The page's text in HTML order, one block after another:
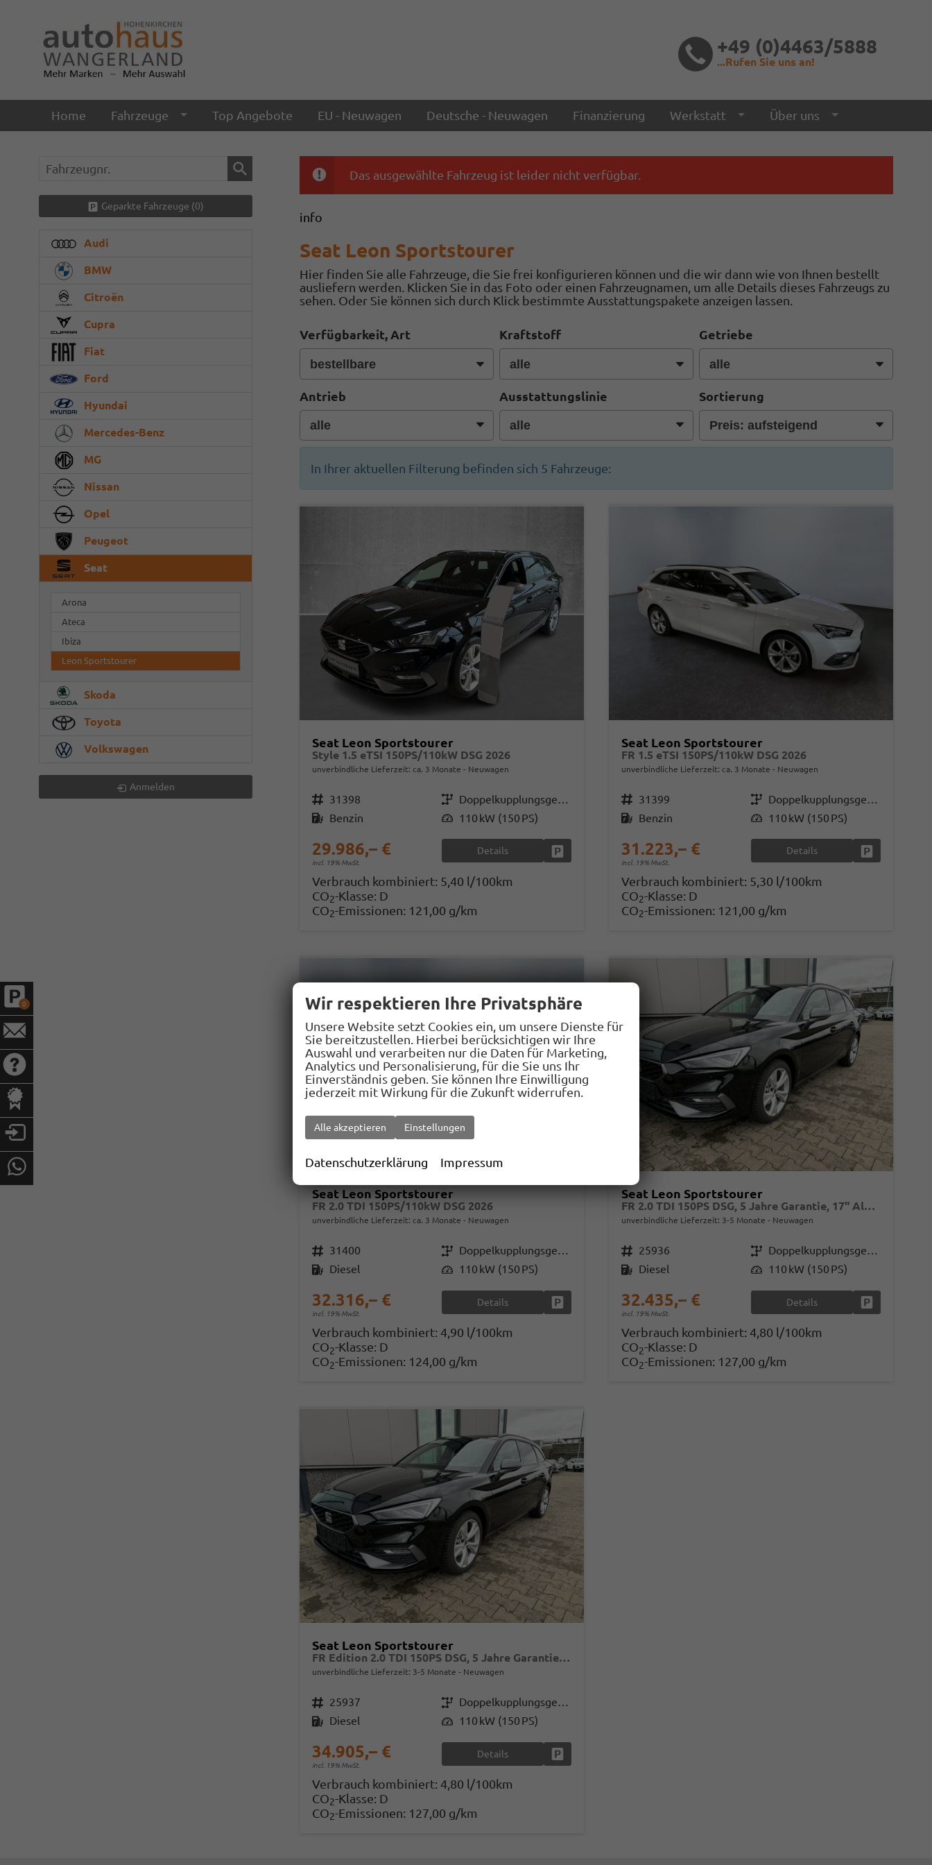
+49 (0)4463/5888
...Rufen Sie uns an!
0
Home Fahrzeuge Top Angebote EU - Neuwagen Deutsche - Neuwagen Finanzierung Werkstatt Über uns
Das ausgewählte Fahrzeug ist leider nicht verfügbar.
info
Seat Leon Sportstourer
Hier finden Sie alle Fahrzeuge, die Sie frei konfigurieren können und die wir dann wie von Ihnen bestellt
ausliefern werden. Klicken Sie in das Foto oder einen Fahrzeugnamen, um alle Details dieses Fahrzeugs zu
sehen. Oder Sie können sich durch Klick bestimmte Ausstattungspakete anzeigen lassen.
Verfügbarkeit, Art Kraftstoff Getriebe
Antrieb Ausstattungslinie Sortierung
In Ihrer aktuellen Filterung befinden sich 5 Fahrzeuge:
Seat Leon Sportstourer
Style 1.5 eTSI 150PS/110kW DSG 2026
unverbindliche Lieferzeit: ca. 3 Monate Neuwagen
Fahrzeugnr. 31398 Getriebe
Doppelkupplungsgetriebe (DSG)
Kraftstoff Benzin Leistung 110 kW (150 PS)
29.986,– €
incl. 19% MwSt.
Details Fahrzeug parken
Verbrauch kombiniert: 5,40 l/100km
CO2-Klasse: D
CO2-Emissionen: 121,00 g/km
Seat Leon Sportstourer
FR 1.5 eTSI 150PS/110kW DSG 2026
unverbindliche Lieferzeit: ca. 3 Monate Neuwagen
Fahrzeugnr. 31399 Getriebe
Doppelkupplungsgetriebe (DSG)
Kraftstoff Benzin Leistung 110 kW (150 PS)
31.223,– €
incl. 19% MwSt.
Details
Verbrauch kombiniert: 5,30 l/100km
CO2-Klasse: D
CO2-Emissionen: 121,00 g/km
Seat Leon Sportstourer
FR 2.0 TDI 150PS/110kW DSG 2026
unverbindliche Lieferzeit: ca. 3 Monate Neuwagen
Fahrzeugnr. 31400 Getriebe
Doppelkupplungsgetriebe (DSG)
Kraftstoff Diesel Leistung 110 kW (150 PS)
32.316,– €
incl. 19% MwSt.
Details Fahrzeug parken
Verbrauch kombiniert: 4,90 l/100km
CO2-Klasse: D
CO2-Emissionen: 124,00 g/km
Seat Leon Sportstourer
FR 2.0 TDI 150PS DSG, 5 Jahre Garantie, 17" Alu, 3-Zonen-Climatronic, Abgedunkelte Scheiben, Parksensoren vorn/hinten, Sportsitze, Media System PLUS 12,9"/Bluetooth, Tempomat, Full Digital Cockpit, LED-Scheinwerfer, M-Lederlenkrad, Reserverad
unverbindliche Lieferzeit: 3-5 Monate Neuwagen
Fahrzeugnr. 25936 Getriebe
Doppelkupplungsgetriebe (DSG)
Kraftstoff Diesel Leistung 110 kW (150 PS)
32.435,– €
incl. 19% MwSt.
Details
Verbrauch kombiniert: 4,80 l/100km
CO2-Klasse: D
CO2-Emissionen: 127,00 g/km
Seat Leon Sportstourer
FR Edition 2.0 TDI 150PS DSG, 5 Jahre Garantie, 17" Alu, Winterpaket, Alarm, 3-Zonen-Climatronic, Abgedunkelte Scheiben, Park Assistent, Rückfahrkamera, Parksensoren vorn/hinten, Sportsitze, NAVIGATION 12,9", Adaptiver Tempomat, TOTER-WINKEL, MATRIX-LED-SCHEINWERFE
unverbindliche Lieferzeit: 3-5 Monate Neuwagen
Fahrzeugnr. 25937 Getriebe
Doppelkupplungsgetriebe (DSG)
Kraftstoff Diesel Leistung 110 kW (150 PS)
34.905,– €
incl. 19% MwSt.
Details
Verbrauch kombiniert: 4,80 l/100km
CO2-Klasse: D
CO2-Emissionen: 127,00 g/km
Fahrzeugnr.
Geparkte Fahrzeuge (0)
Audi
BMW
Citroën
Cupra
Fiat
Ford
Hyundai
Mercedes-Benz
MG
Nissan
Opel
Peugeot
Seat
Arona
Ateca
Ibiza
Leon Sportstourer
Skoda
Toyota
Volkswagen
Anmelden
Wir respektieren Ihre Privatsphäre
Unsere Website setzt Cookies ein, um unsere Dienste für
Sie bereitzustellen. Hierbei berücksichtigen wir Ihre
Auswahl und verarbeiten nur die Daten für Marketing,
Analytics und Personalisierung, für die Sie uns Ihr
Einverständnis geben. Sie können Ihre Einwilligung
jederzeit mit Wirkung für die Zukunft widerrufen.
Alle akzeptieren Einstellungen
Datenschutzerklärung Impressum